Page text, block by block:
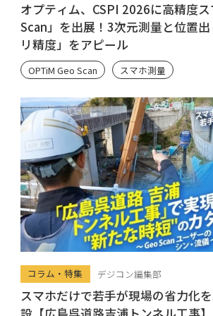
オプティム、CSPI 2026に高精度
Scan」を出展！3次元測量と位置
リ精度」をアピール
OPTiM Geo Scan スマホ測量
コラム・特集 デジコン編集部
スマホだけで若手が現場の省力化